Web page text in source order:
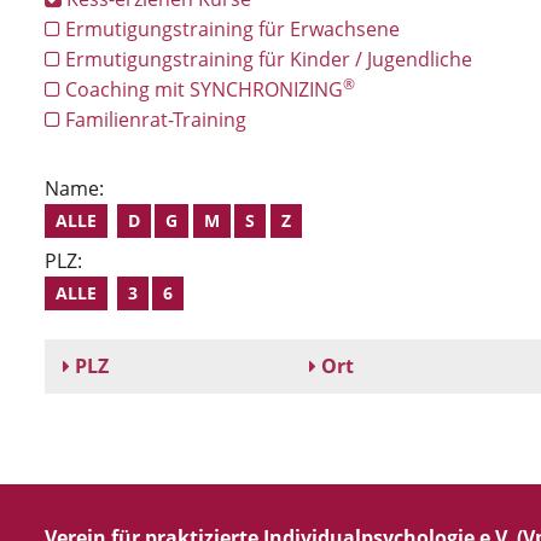
Ermutigungstraining für Erwachsene
Ermutigungstraining für Kinder / Jugendliche
Coaching mit SYNCHRONIZING®
Familienrat-Training
Name:
ALLE D G M S Z
PLZ:
ALLE 3 6
PLZ Ort